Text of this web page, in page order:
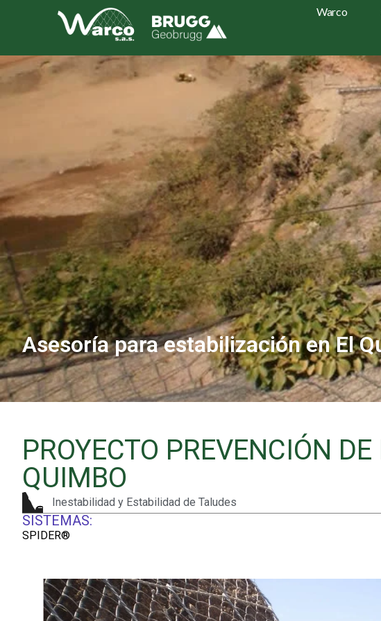
Warco
Asesoría para estabilización en El
PROYECTO PREVENCIÓN
QUIMBO
Inestabilidad y Estabilidad de Taludes
SISTEMAS:
SPIDER®